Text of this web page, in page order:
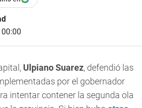
Ulpiano Suarez, defendió las
por el gobernador
intentar contener la segunda ola